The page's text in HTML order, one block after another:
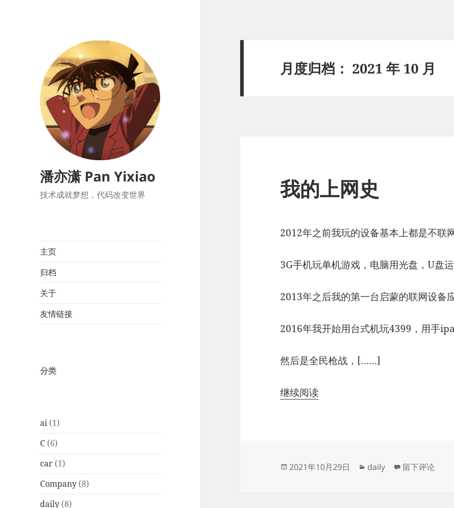
潘亦潇 Pan Yixiao
技术成就梦想，代码改变世界
主页
归档
关于
友情链接
分类
ai (1)
C (6)
car (1)
Company (8)
daily (8)
月度归档： 2021 年 10 月
我的上网史
2012年之前我玩的设备基本上都是不联
3G手机玩单机游戏，电脑用光盘，U盘
2013年之后我的第一台启蒙的联网设
2016年我开始用台式机玩4399，用手
然后是全民枪战，[……]
继续阅读
发
2021年10月29日
分
daily 于我的上网史
留下评论